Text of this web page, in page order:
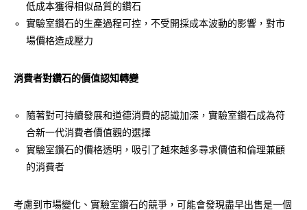
低成本獲得相似品質的鑽石
實驗室鑽石的生產過程可控，不受開採成本波動的影響，對市
場價格造成壓力
消費者對鑽石的價值認知轉變
隨著對可持續發展和道德消費的認識加深，實驗室鑽石成為符
合新一代消費者價值觀的選擇
實驗室鑽石的價格透明，吸引了越來越多尋求價值和倫理兼顧
的消費者
考慮到市場變化、實驗室鑽石的競爭，可能會發現盡早出售是一個